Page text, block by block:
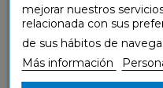
mejorar nuestros
relacionada con sus
de sus hábitos de
Más información